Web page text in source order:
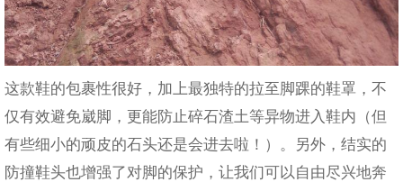
这款鞋的包裹性很好，加上最独特的拉至脚踝的鞋罩，不
仅有效避免崴脚，更能防止碎石渣土等异物进入鞋内（但
有些细小的顽皮的石头还是会进去啦！）。另外，结实的
防撞鞋头也增强了对脚的保护，让我们可以自由尽兴地奔